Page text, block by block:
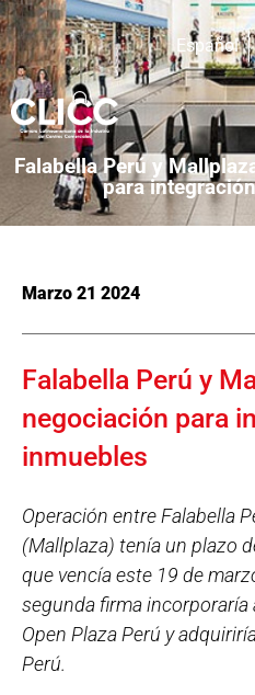
Español
Falabella Perú y
para
Marzo 21 2024
Falabella Perú y
negociación para
inmuebles
Operación entre Falabella
(Mallplaza) tenía un plazo
que vencía este 19 de
segunda firma
Open Plaza Perú y
Perú.